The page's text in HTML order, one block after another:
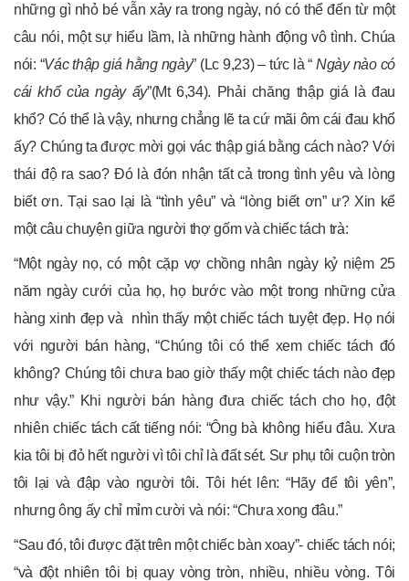
những gì nhỏ bé vẫn xảy ra trong ngày, nó có thể đến từ một
câu nói, một sự hiểu lầm, là những hành động vô tình. Chúa
nói: “Vác thập giá hằng ngày” (Lc 9,23) – tức là “ Ngày nào có
cái khổ của ngày ấy”(Mt 6,34). Phải chăng thập giá là đau
khổ? Có thể là vậy, nhưng chẳng lẽ ta cứ mãi ôm cái đau khổ
ấy? Chúng ta được mời gọi vác thập giá bằng cách nào? Với
thái độ ra sao? Đó là đón nhận tất cả trong tình yêu và lòng
biết ơn. Tại sao lại là “tình yêu” và “lòng biết ơn” ư? Xin kể
một câu chuyện giữa người thợ gốm và chiếc tách trà:
“Một ngày nọ, có một cặp vợ chồng nhân ngày kỷ niệm 25
năm ngày cưới của họ, họ bước vào một trong những cửa
hàng xinh đẹp và nhìn thấy một chiếc tách tuyệt đẹp. Họ nói
với người bán hàng, “Chúng tôi có thể xem chiếc tách đó
không? Chúng tôi chưa bao giờ thấy một chiếc tách nào đẹp
như vậy.” Khi người bán hàng đưa chiếc tách cho họ, đột
nhiên chiếc tách cất tiếng nói: “Ông bà không hiểu đâu. Xưa
kia tôi bị đỏ hết người vì tôi chỉ là đất sét. Sư phụ tôi cuộn tròn
tôi lại và đập vào người tôi. Tôi hét lên: “Hãy để tôi yên”,
nhưng ông ấy chỉ mỉm cười và nói: “Chưa xong đâu.”
“Sau đó, tôi được đặt trên một chiếc bàn xoay”- chiếc tách nói;
“và đột nhiên tôi bị quay vòng tròn, nhiều, nhiều vòng. Tôi